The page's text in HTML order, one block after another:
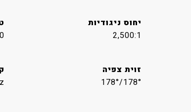
יחוס ניגודיות
2,500:1
זוית צפיה
178°/178°